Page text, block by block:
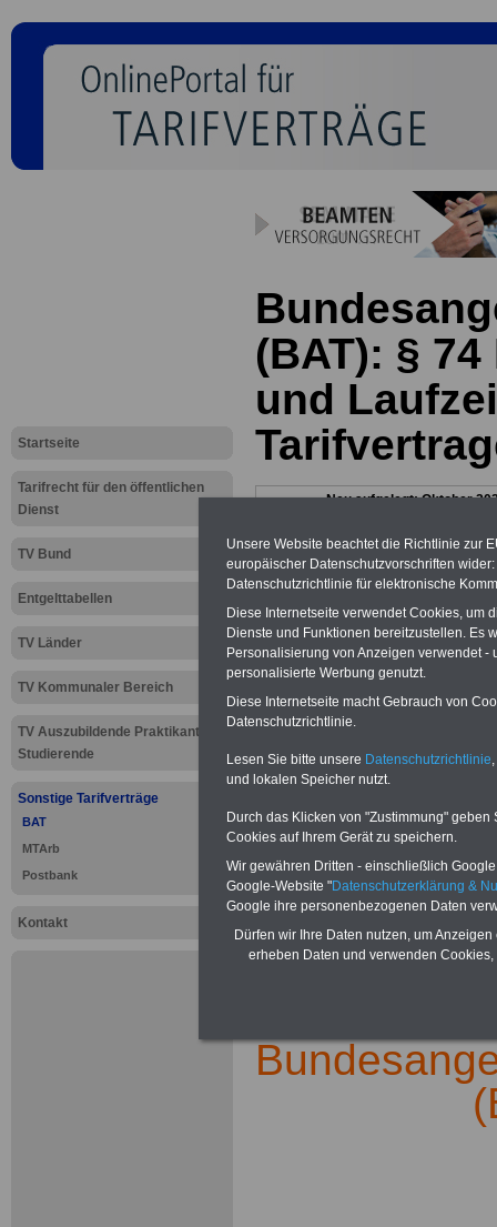
Startseite
Tarifrecht für den öffentlichen
Dienst
TV Bund
Entgelttabellen
TV Länder
TV Kommunaler Bereich
TV Auszubildende Praktikanten
Studierende
Sonstige Tarifverträge
BAT
MTArb
Postbank
Kontakt
(BAT): §
und
Neu aufgelegt: Oktober
neuer Artikel
ZurÜbersicht
.
Unsere Website beachtet die Richtlinie zur
europäischer Datenschutzvorschriften
Datenschutzrichtlinie für elektronische
Diese Internetseite verwendet Cookies, um
Dienste und Funktionen bereitzustellen. Es
Personalisierung von Anzeigen verwendet
personalisierte Werbung genutzt.
Diese Internetseite macht Gebrauch von
Datenschutzrichtlinie.
Lesen Sie bitte unsere Datenschutzrichtlinie
und lokalen Speicher nutzt.
Durch das Klicken von "Zustimmung"
Cookies auf Ihrem Gerät zu speichern.
Wir gewähren Dritten - einschließlich
Google-Website "Datenschutzerklärung &
Google ihre personenbezogenen Daten
Dürfen wir Ihre Daten nutzen, um
erheben Daten und verwenden